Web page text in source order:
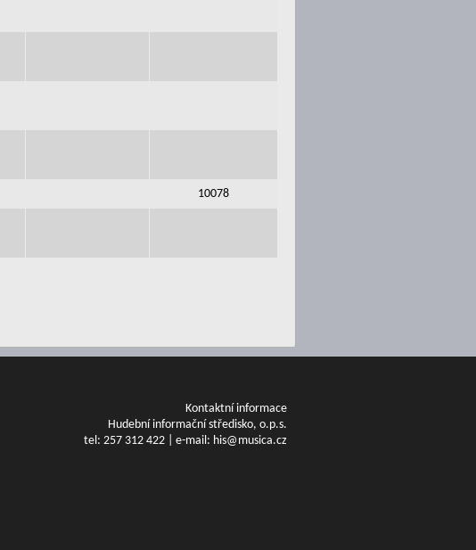
10078
Kontaktní informace
Hudební informační středisko, o.p.s.
tel: 257 312 422 | e-mail: his@musica.cz